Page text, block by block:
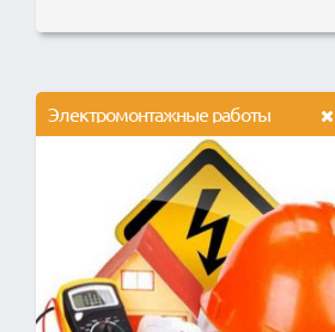
Электромонтажные работы